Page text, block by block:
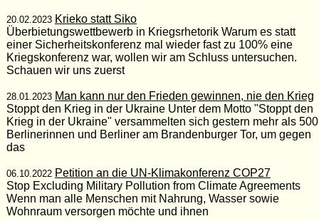
20.02.2023 Krieko statt Siko
Überbietungswettbewerb in Kriegsrhetorik Warum es statt
einer Sicherheitskonferenz mal wieder fast zu 100% eine
Kriegskonferenz war, wollen wir am Schluss untersuchen.
Schauen wir uns zuerst
28.01.2023 Man kann nur den Frieden gewinnen, nie den Krieg
Stoppt den Krieg in der Ukraine Unter dem Motto "Stoppt den
Krieg in der Ukraine" versammelten sich gestern mehr als 500
Berlinerinnen und Berliner am Brandenburger Tor, um gegen
das
06.10.2022 Petition an die UN-Klimakonferenz COP27
Stop Excluding Military Pollution from Climate Agreements
Wenn man alle Menschen mit Nahrung, Wasser sowie
Wohnraum versorgen möchte und ihnen